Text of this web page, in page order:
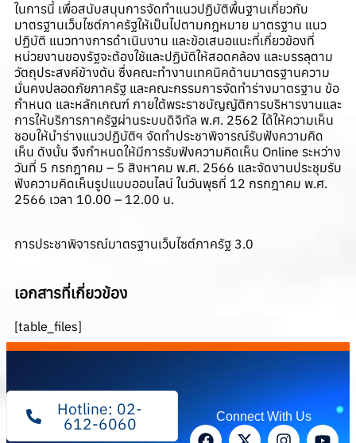
ในการนี้ เพื่อสนับสนุนการจัดทำแนวปฏิบัติพื้นฐานเกี่ยวกับ
มาตรฐานเว็บไซต์ภาครัฐให้เป็นไปตามกฎหมาย มาตรฐาน แนว
ปฏิบัติ แนวทางการดำเนินงาน และข้อเสนอแนะที่เกี่ยวข้องที่
หน่วยงานของรัฐจะต้องใช้และปฏิบัติให้สอดคล้อง และบรรลุตาม
วัตถุประสงค์ข้างต้น ซึ่งคณะทำงานเทคนิคด้านมาตรฐานความ
มั่นคงปลอดภัยภาครัฐ และคณะกรรมการจัดทำร่างมาตรฐาน ข้อ
กำหนด และหลักเกณฑ์ ภายใต้พระราชบัญญัติการบริหารงานและ
การให้บริการภาครัฐผ่านระบบดิจิทัล พ.ศ. 2562 ได้ให้ความเห็น
ชอบให้นำร่างแนวปฏิบัติฯ จัดทำประชาพิจารณ์รับฟังความคิด
เห็น ดังนั้น จึงกำหนดให้มีการรับฟังความคิดเห็น Online ระหว่าง
วันที่ 5 กรกฎาคม – 5 สิงหาคม พ.ศ. 2566 และจัดงานประชุมรับ
ฟังความคิดเห็นรูปแบบออนไลน์ ในวันพุธที่ 12 กรกฎาคม พ.ศ.
2566 เวลา 10.00 – 12.00 น.
การประชาพิจารณ์มาตรฐานเว็บไซต์ภาครัฐ 3.0
เอกสารที่เกี่ยวข้อง
[table_files]
Hotline: 02-
612-6060 Connect With Us